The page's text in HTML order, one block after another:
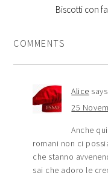
Biscotti con
COMMENTS
Alice says
25
Anche
romani non ci
che stanno
sai che adoro le